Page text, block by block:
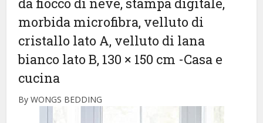
morbida microfibra, velluto di
cristallo lato A, velluto di lana
bianco lato B, 130 × 150 cm -Casa e
cucina
By WONGS BEDDING